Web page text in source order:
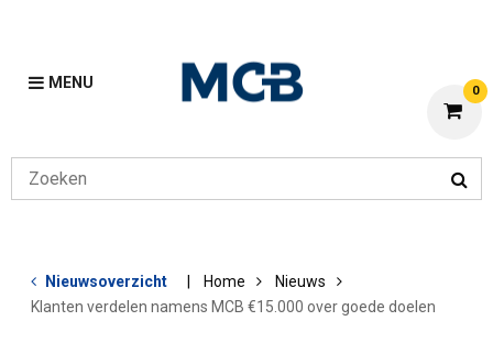
MENU 0
Nieuwsoverzicht Home
Nieuws
Klanten verdelen namens MCB €15.000 over goede doelen